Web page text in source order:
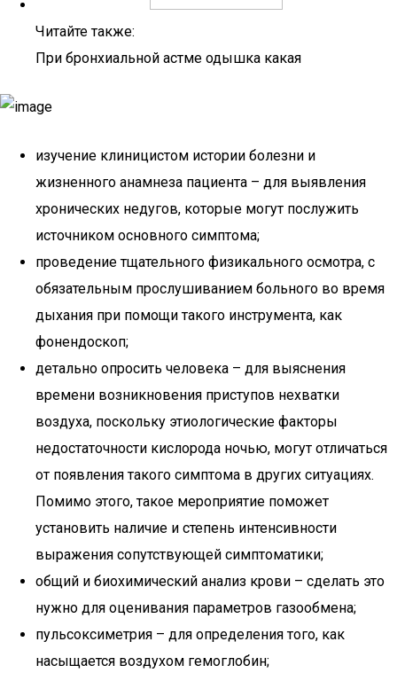
Читайте также:
При бронхиальной астме одышка какая
изучение клиницистом истории болезни и
жизненного анамнеза пациента – для выявления
хронических недугов, которые могут послужить
источником основного симптома;
проведение тщательного физикального осмотра, с
обязательным прослушиванием больного во время
дыхания при помощи такого инструмента, как
фонендоскоп;
детально опросить человека – для выяснения
времени возникновения приступов нехватки
воздуха, поскольку этиологические факторы
недостаточности кислорода ночью, могут отличаться
от появления такого симптома в других ситуациях.
Помимо этого, такое мероприятие поможет
установить наличие и степень интенсивности
выражения сопутствующей симптоматики;
общий и биохимический анализ крови – сделать это
нужно для оценивания параметров газообмена;
пульсоксиметрия – для определения того, как
насыщается воздухом гемоглобин;